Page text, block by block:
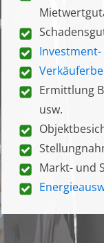
Ermittlung
usw.
Markt- und